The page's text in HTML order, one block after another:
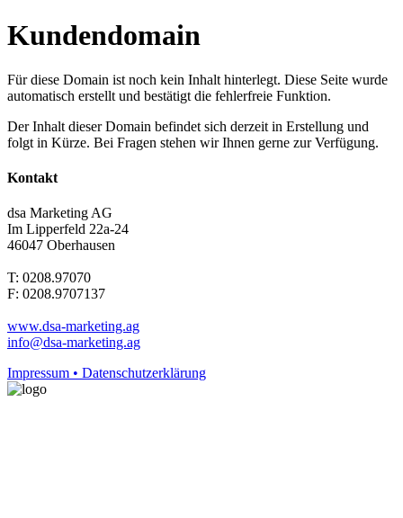
Kundendomain
Für diese Domain ist noch kein Inhalt hinterlegt. Diese Seite wurde
automatisch erstellt und bestätigt die fehlerfreie Funktion.
Der Inhalt dieser Domain befindet sich derzeit in Erstellung und
folgt in Kürze. Bei Fragen stehen wir Ihnen gerne zur Verfügung.
Kontakt
dsa Marketing AG
Im Lipperfeld 22a-24
46047 Oberhausen
T: 0208.97070
F: 0208.9707137
www.dsa-marketing.ag
info@dsa-marketing.ag
Impressum • Datenschutzerklärung